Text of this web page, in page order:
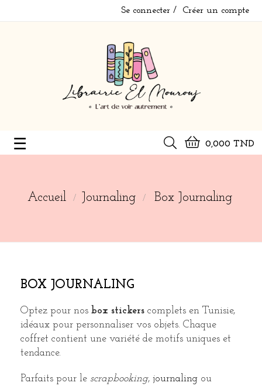
Se connecter Créer un compte
0,000 TND
Basculer
☰
Accueil Journaling Box Journaling
BOX JOURNALING
Optez pour nos box stickers complets en Tunisie,
idéaux pour personnaliser vos objets. Chaque
coffret contient une variété de motifs uniques et
tendance.
Parfaits pour le scrapbooking,journaling ou